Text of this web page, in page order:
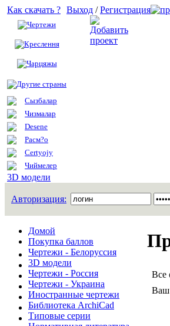
Как скачать ?
Чертежи
Креслення
Чарцяжы
Другие страны
Сызбалар
Чизмалар
Desene
Расм?о
Certyojy
Чиймелер
3D модели
Выход /Регистрация
Авторизация:
Домой
Покупка баллов
Чертежи - Белоруссия
3D модели
Чертежи - Россия
Чертежи - Украина
Иностранные чертежи
Библиотека ArchiCad
Типовые серии
Все
Ваш